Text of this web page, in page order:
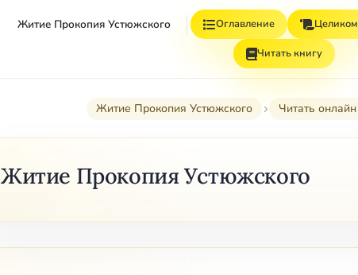
Житие Прокопия Устюжского Оглавление Целиком
Читать книгу
Житие Прокопия Устюжского Читать онлайн
Житие Прокопия Устюжского